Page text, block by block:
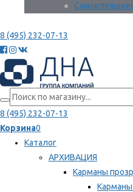
8 (495) 232-07-13
8 (495) 232-07-13
Корзина0
Каталог
АРХИВАЦИЯ
Карманы